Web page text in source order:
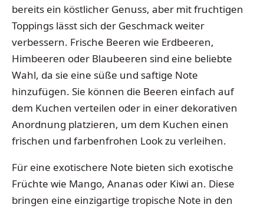
bereits ein köstlicher Genuss, aber mit fruchtigen
Toppings lässt sich der Geschmack weiter
verbessern. Frische Beeren wie Erdbeeren,
Himbeeren oder Blaubeeren sind eine beliebte
Wahl, da sie eine süße und saftige Note
hinzufügen. Sie können die Beeren einfach auf
dem Kuchen verteilen oder in einer dekorativen
Anordnung platzieren, um dem Kuchen einen
frischen und farbenfrohen Look zu verleihen.
Für eine exotischere Note bieten sich exotische
Früchte wie Mango, Ananas oder Kiwi an. Diese
bringen eine einzigartige tropische Note in den